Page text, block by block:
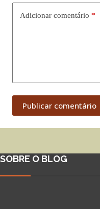
Adicionar comentário *
Publicar comentário
SOBRE O BLOG